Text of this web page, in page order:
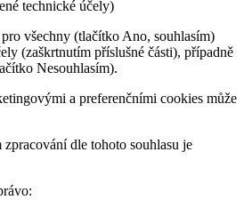
technické účely)
všechny (tlačítko Ano, souhlasím)
(zaškrtnutím příslušné části), případně
Nesouhlasím).
a preferenčními cookies může
dle tohoto souhlasu je